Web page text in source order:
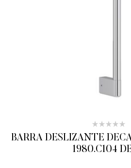
BARRA DESLIZANTE
1980.C104